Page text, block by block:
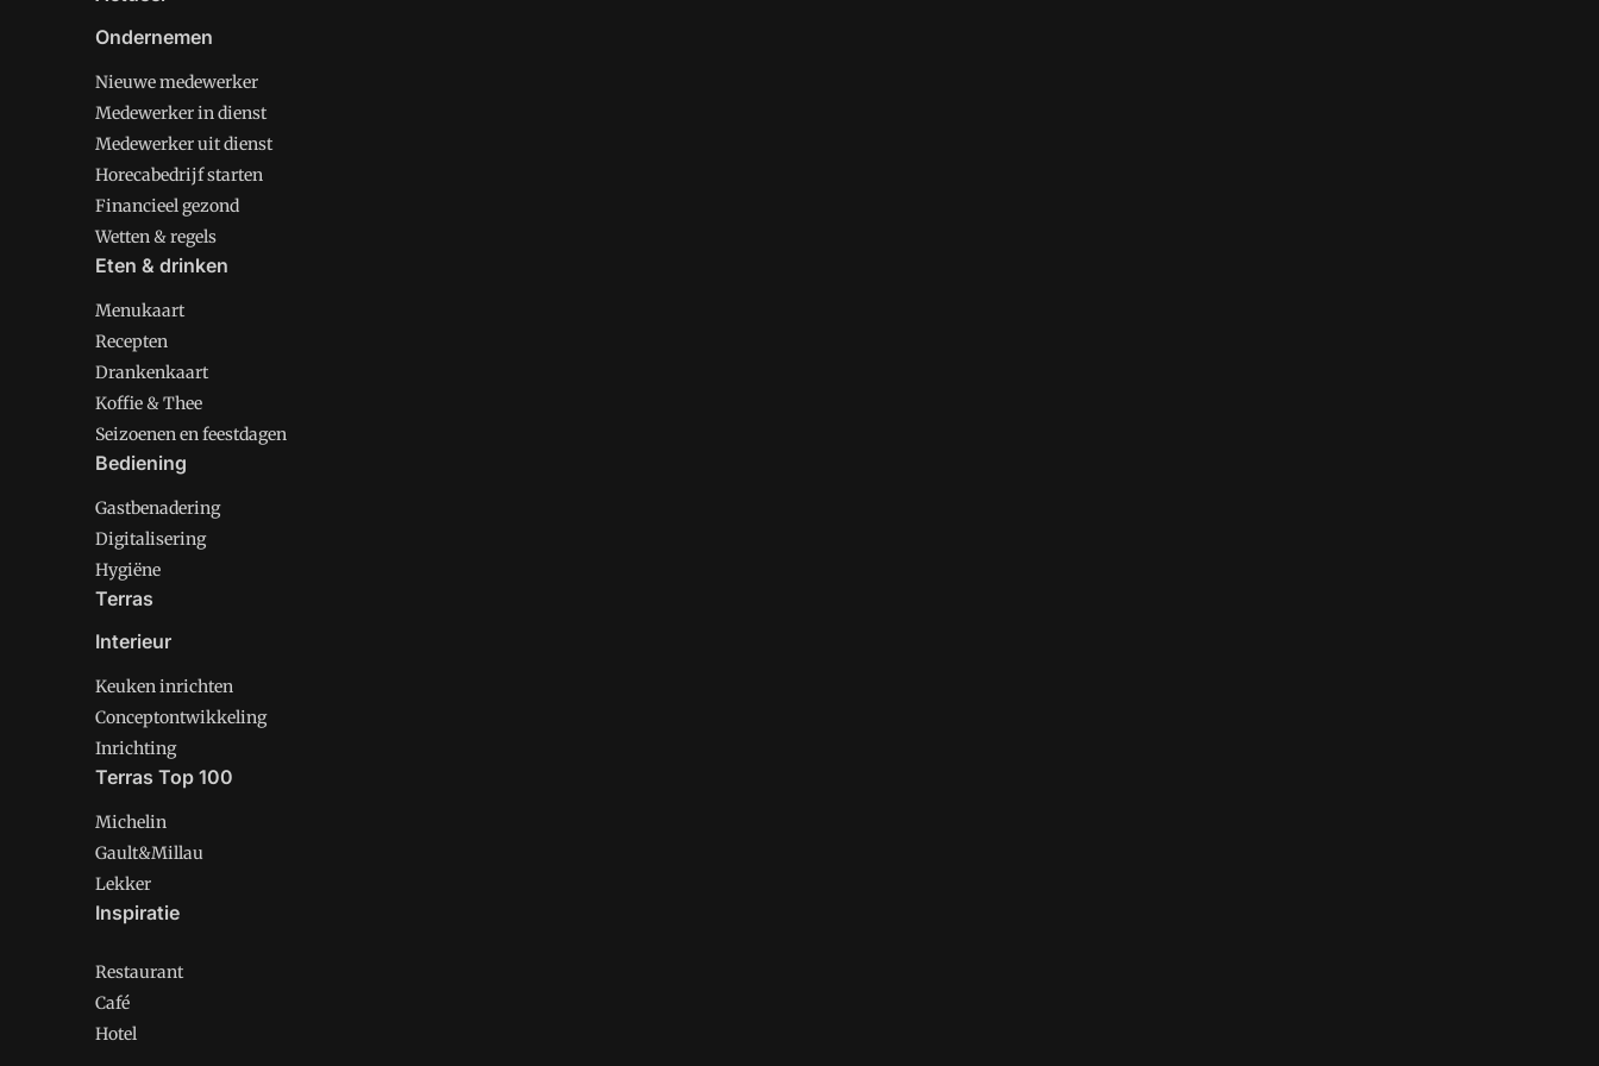
Ondernemen
Nieuwe medewerker
Medewerker in dienst
Medewerker uit dienst
Horecabedrijf starten
Financieel gezond
Wetten & regels
Eten & drinken
Menukaart
Recepten
Drankenkaart
Koffie & Thee
Seizoenen en feestdagen
Bediening
Gastbenadering
Digitalisering
Hygiëne
Terras
Interieur
Keuken inrichten
Conceptontwikkeling
Inrichting
Terras Top 100
Michelin
Gault&Millau
Lekker
Inspiratie
Restaurant
Café
Hotel